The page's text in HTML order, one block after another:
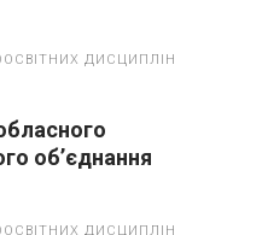
ДИСЦИПЛІН
об’єднання
ДИСЦИПЛІН